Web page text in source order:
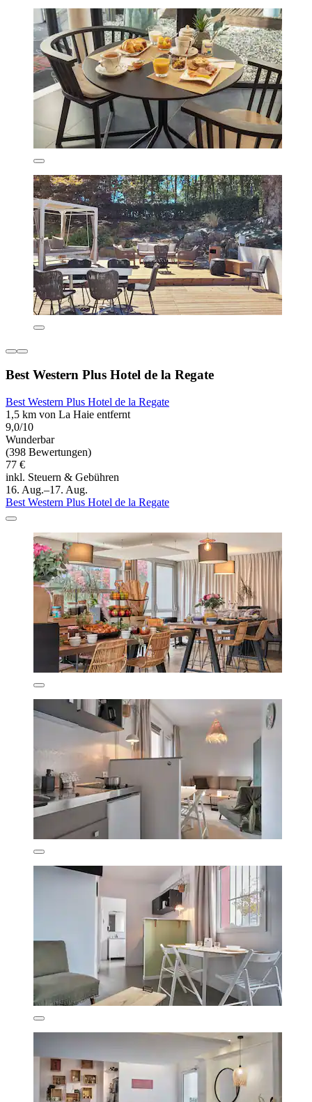
Best Western Plus Hotel de la Regate
Best Western Plus Hotel de la Regate
1,5 km von La Haie entfernt
9,0/10
Wunderbar
(398 Bewertungen)
77 €
inkl. Steuern & Gebühren
16. Aug.–17. Aug.
Best Western Plus Hotel de la Regate